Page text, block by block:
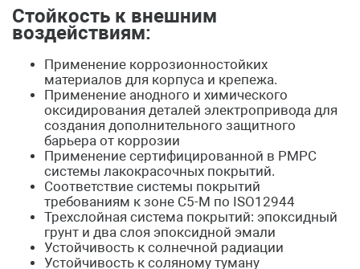
Стойкость к внешним
воздействиям:
Применение коррозионностойких
материалов для корпуса и крепежа.
Применение анодного и химического
оксидирования деталей электропривода для
создания дополнительного защитного
барьера от коррозии
Применение сертифицированной в РМРС
системы лакокрасочных покрытий.
Соответствие системы покрытий
требованиям к зоне C5-M по ISO12944
Трехслойная система покрытий: эпоксидный
грунт и два слоя эпоксидной эмали
Устойчивость к солнечной радиации
Устойчивость к соляному туману